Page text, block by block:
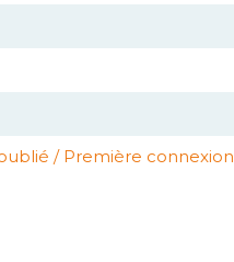
/ Première connexion